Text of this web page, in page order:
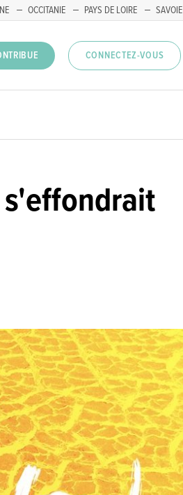
OCCITANIE PAYS DE LOIRE SAVOIE
CONNECTEZ-VOUS